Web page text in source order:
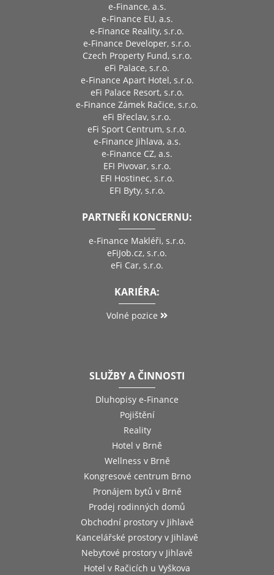
e-Finance, a.s.
e-Finance EU, a.s.
e-Finance Reality, s.r.o.
e-Finance Developer, s.r.o.
Czech Property Fund, s.r.o.
eFi Palace, s.r.o.
e-Finance Apart Hotel, s.r.o.
eFi Palace Resort, s.r.o.
e-Finance Zámek Račice, s.r.o.
eFi Břeclav, s.r.o.
eFi Sport Centrum, s.r.o.
e-Finance Jihlava, a.s.
e-Finance CZ, a.s.
EFI Pivovar, s.r.o.
EFI Hostinec, s.r.o.
EFI Byty, s.r.o.
PARTNEŘI KONCERNU:
e-Finance Makléři, s.r.o.
eFiJob.cz, s.r.o.
eFi Car, s.r.o.
KARIÉRA:
Volné pozice
SLUŽBY A ČINNOSTI
Dluhopisy e-Finance
Pojištění
Reality
Hotel v Brně
Wellness v Brně
Kongresové centrum Brno
Pronájem bytů v Brně
Prodej rodinných domů
Obchodní prostory v Jihlavě
Kancelářské prostory v Jihlavě
Nebytové prostory v Jihlavě
Hotel v Račicích u Vyškova